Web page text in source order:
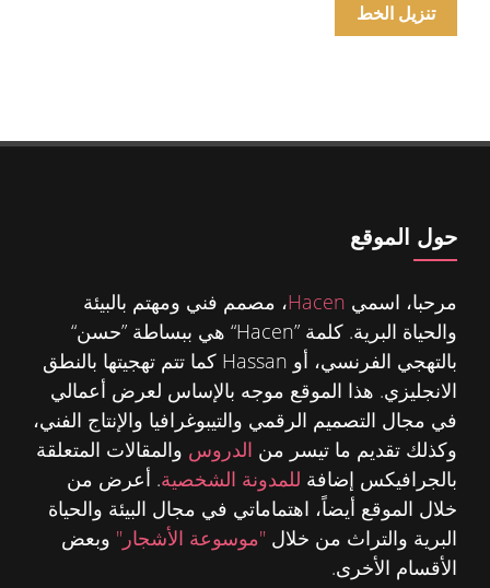
حول الموقع
مرحبا، اسمي Hacen، مصمم فني ومهتم بالبيئة
والحياة البرية. كلمة ”Hacen“ هي ببساطة ”حسن“
بالتهجي الفرنسي، أو Hassan كما تتم تهجيتها بالنطق
الانجليزي. هذا الموقع موجه بالإساس لعرض أعمالي
في مجال التصميم الرقمي والتيبوغرافيا والإنتاج الفني،
وكذلك تقديم ما تيسر من الدروس والمقالات المتعلقة
بالجرافيكس إضافة للمدونة الشخصية. أعرض من
خلال الموقع أيضاً، اهتماماتي في مجال البيئة والحياة
البرية والتراث من خلال "موسوعة الأشجار" وبعض
الأقسام الأخرى.